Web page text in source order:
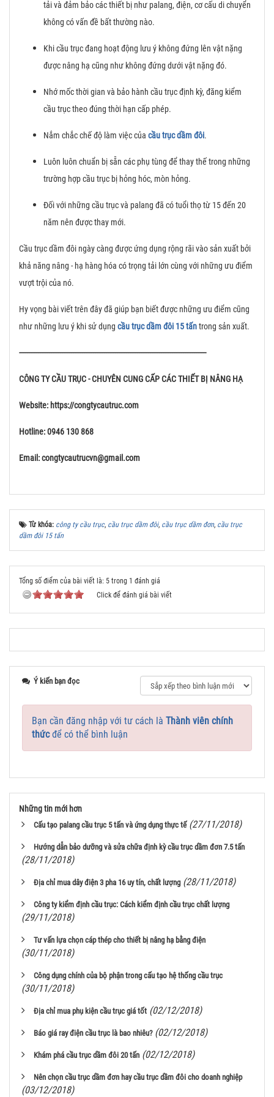
tải và đảm bảo các thiết bị như palang, điện, cơ cấu di chuyển
không có vấn đề bất thường nào.
Khi cầu trục đang hoạt động lưu ý không đứng lên vật nặng
được nâng hạ cũng như không đứng dưới vật nặng đó.
Nhớ mốc thời gian và bảo hành cầu trục định kỳ, đăng kiểm
cầu trục theo đúng thời hạn cấp phép.
Nắm chắc chế độ làm việc của cầu trục dầm đôi.
Luôn luôn chuẩn bị sẵn các phụ tùng để thay thế trong những
trường hợp cầu trục bị hỏng hóc, mòn hỏng.
Đối với những cầu trục và palang đã có tuổi thọ từ 15 đến 20
năm nên được thay mới.
Cầu trục dầm đôi ngày càng được ứng dụng rộng rãi vào sản xuất bởi
khả năng nâng - hạ hàng hóa có trọng tải lớn cùng với những ưu điểm
vượt trội của nó.
Hy vọng bài viết trên đây đã giúp bạn biết được những ưu điểm cũng
như những lưu ý khi sử dụng cầu trục dầm đôi 15 tấntrong sản xuất.
------------------------------------------------------------------------------------------------------
CÔNG TY CẦU TRỤC - CHUYÊN CUNG CẤP CÁC THIẾT BỊ NÂNG HẠ
Website: https://congtycautruc.com
Hotline: 0946 130 868
Email: congtycautrucvn@gmail.com
Từ khóa: công ty cầu trục, cầu trục dầm đôi, cầu trục dầm đơn, cầu trục
dầm đôi 15 tấn
Tổng số điểm của bài viết là: 5 trong 1 đánh giá
Click để đánh giá bài viết
Ý kiến bạn đọc
Bạn cần đăng nhập với tư cách là Thành viên chính
thứcđể có thể bình luận
Những tin mới hơn
Cấu tạo palang cầu trục 5 tấn và ứng dụng thực tế (27/11/2018)
Hướng dẫn bảo dưỡng và sửa chữa định kỳ cầu trục dầm đơn 7.5 tấn
(28/11/2018)
Địa chỉ mua dây điện 3 pha 16 uy tín, chất lượng (28/11/2018)
Công ty kiểm định cầu trục: Cách kiểm định cầu trục chất lượng
(29/11/2018)
Tư vấn lựa chọn cáp thép cho thiết bị nâng hạ bằng điện
(30/11/2018)
Công dụng chính của bộ phận trong cấu tạo hệ thống cầu trục
(30/11/2018)
Địa chỉ mua phụ kiện cầu trục giá tốt (02/12/2018)
Báo giá ray điện cầu trục là bao nhiêu? (02/12/2018)
Khám phá cầu trục dầm đôi 20 tấn (02/12/2018)
Nên chọn cầu trục dầm đơn hay cầu trục dầm đôi cho doanh nghiệp
(03/12/2018)